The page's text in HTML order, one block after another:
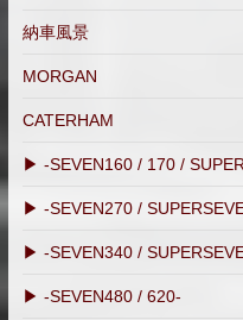
納車風景
MORGAN
CATERHAM
▶ -SEVEN160 / 170 /
▶ -SEVEN270 /
▶ -SEVEN340 /
▶ -SEVEN480 / 620-